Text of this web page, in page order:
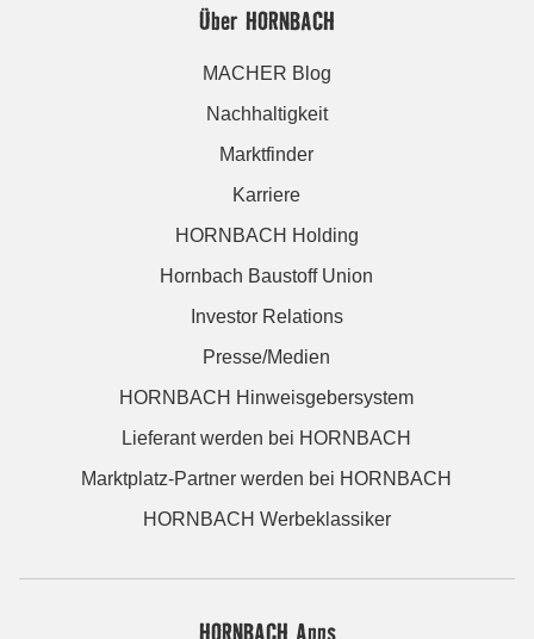
Über HORNBACH
MACHER Blog
Nachhaltigkeit
Marktfinder
Karriere
HORNBACH Holding
Hornbach Baustoff Union
Investor Relations
Presse/Medien
HORNBACH Hinweisgebersystem
Lieferant werden bei HORNBACH
Marktplatz-Partner werden bei HORNBACH
HORNBACH Werbeklassiker
HORNBACH Apps